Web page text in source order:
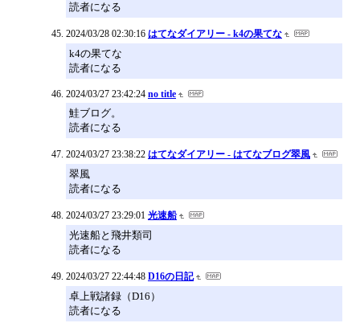
読者になる
2024/03/28 02:30:16 はてなダイアリー - k4の果てな
k4の果てな
読者になる
2024/03/27 23:42:24 no title
鮭ブログ。
読者になる
2024/03/27 23:38:22 はてなダイアリー - はてなブログ翠風
翠風
読者になる
2024/03/27 23:29:01 光速船
光速船と飛井類司
読者になる
2024/03/27 22:44:48 D16の日記
卓上戦諸録（D16）
読者になる